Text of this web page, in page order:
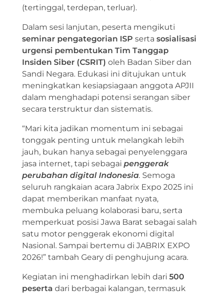
(tertinggal, terdepan, terluar).
Dalam sesi lanjutan, peserta mengikuti
seminar pengategorian ISP serta sosialisasi
urgensi pembentukan Tim Tanggap
Insiden Siber (CSRIT) oleh Badan Siber dan
Sandi Negara. Edukasi ini ditujukan untuk
meningkatkan kesiapsiagaan anggota APJII
dalam menghadapi potensi serangan siber
secara terstruktur dan sistematis.
“Mari kita jadikan momentum ini sebagai
tonggak penting untuk melangkah lebih
jauh, bukan hanya sebagai penyelenggara
jasa internet, tapi sebagai penggerak
perubahan digital Indonesia. Semoga
seluruh rangkaian acara Jabrix Expo 2025 ini
dapat memberikan manfaat nyata,
membuka peluang kolaborasi baru, serta
memperkuat posisi Jawa Barat sebagai salah
satu motor penggerak ekonomi digital
Nasional. Sampai bertemu di JABRIX EXPO
2026!” tambah Geary di penghujung acara.
Kegiatan ini menghadirkan lebih dari 500
peserta dari berbagai kalangan, termasuk